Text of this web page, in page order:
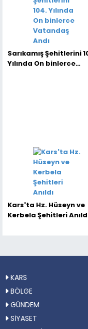
Sarıkamış Şehitlerini
Yılında On binlerce
Kars'ta Hz. Hüseyn ve
Kerbela Şehitleri
KARS
BÖLGE
GÜNDEM
SİYASET